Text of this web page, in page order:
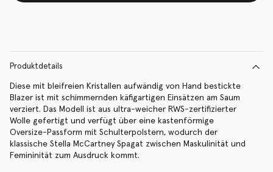
Produktdetails
Diese mit bleifreien Kristallen aufwändig von Hand bestickte
Blazer ist mit schimmernden käfigartigen Einsätzen am Saum
verziert. Das Modell ist aus ultra-weicher RWS-zertifizierter
Wolle gefertigt und verfügt über eine kastenförmige
Oversize-Passform mit Schulterpolstern, wodurch der
klassische Stella McCartney Spagat zwischen Maskulinität und
Femininität zum Ausdruck kommt.